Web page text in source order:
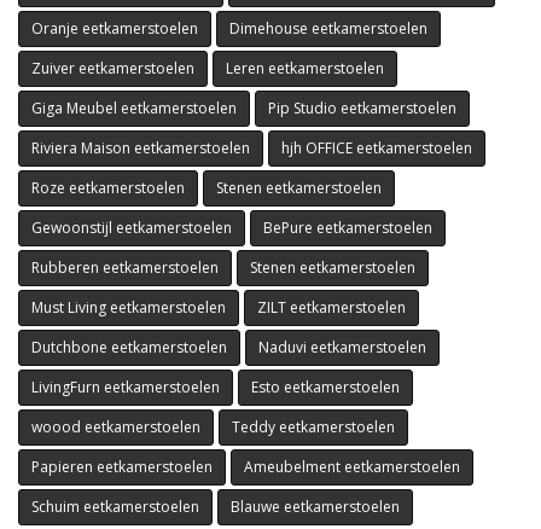
Oranje eetkamerstoelen
Dimehouse eetkamerstoelen
Zuiver eetkamerstoelen
Leren eetkamerstoelen
Giga Meubel eetkamerstoelen
Pip Studio eetkamerstoelen
Riviera Maison eetkamerstoelen
hjh OFFICE eetkamerstoelen
Roze eetkamerstoelen
Stenen eetkamerstoelen
Gewoonstijl eetkamerstoelen
BePure eetkamerstoelen
Rubberen eetkamerstoelen
Stenen eetkamerstoelen
Must Living eetkamerstoelen
ZILT eetkamerstoelen
Dutchbone eetkamerstoelen
Naduvi eetkamerstoelen
LivingFurn eetkamerstoelen
Esto eetkamerstoelen
woood eetkamerstoelen
Teddy eetkamerstoelen
Papieren eetkamerstoelen
Ameubelment eetkamerstoelen
Schuim eetkamerstoelen
Blauwe eetkamerstoelen